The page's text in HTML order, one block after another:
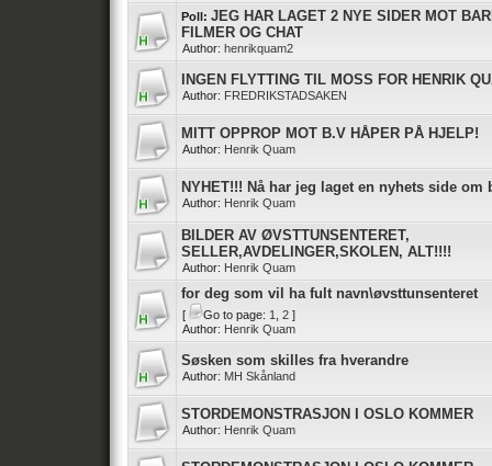
Poll: JEG HAR LAGET 2 NYE SIDER MOT
FILMER OG CHAT
Author: henrikquam2
INGEN FLYTTING TIL MOSS FOR HENRIK
Author: FREDRIKSTADSAKEN
MITT OPPROP MOT B.V HÅPER PÅ HJELP!
Author: Henrik Quam
NYHET!!! Nå har jeg laget en nyhets side om
Author: Henrik Quam
BILDER AV ØVSTTUNSENTERET,
SELLER,AVDELINGER,SKOLEN, ALT!!!!
Author: Henrik Quam
for deg som vil ha fult navn\øvsttunsenteret
[ Go to page: 1 2 ]
Author: Henrik Quam
Søsken som skilles fra hverandre
Author: MH Skånland
STORDEMONSTRASJON I OSLO KOMMER
Author: Henrik Quam